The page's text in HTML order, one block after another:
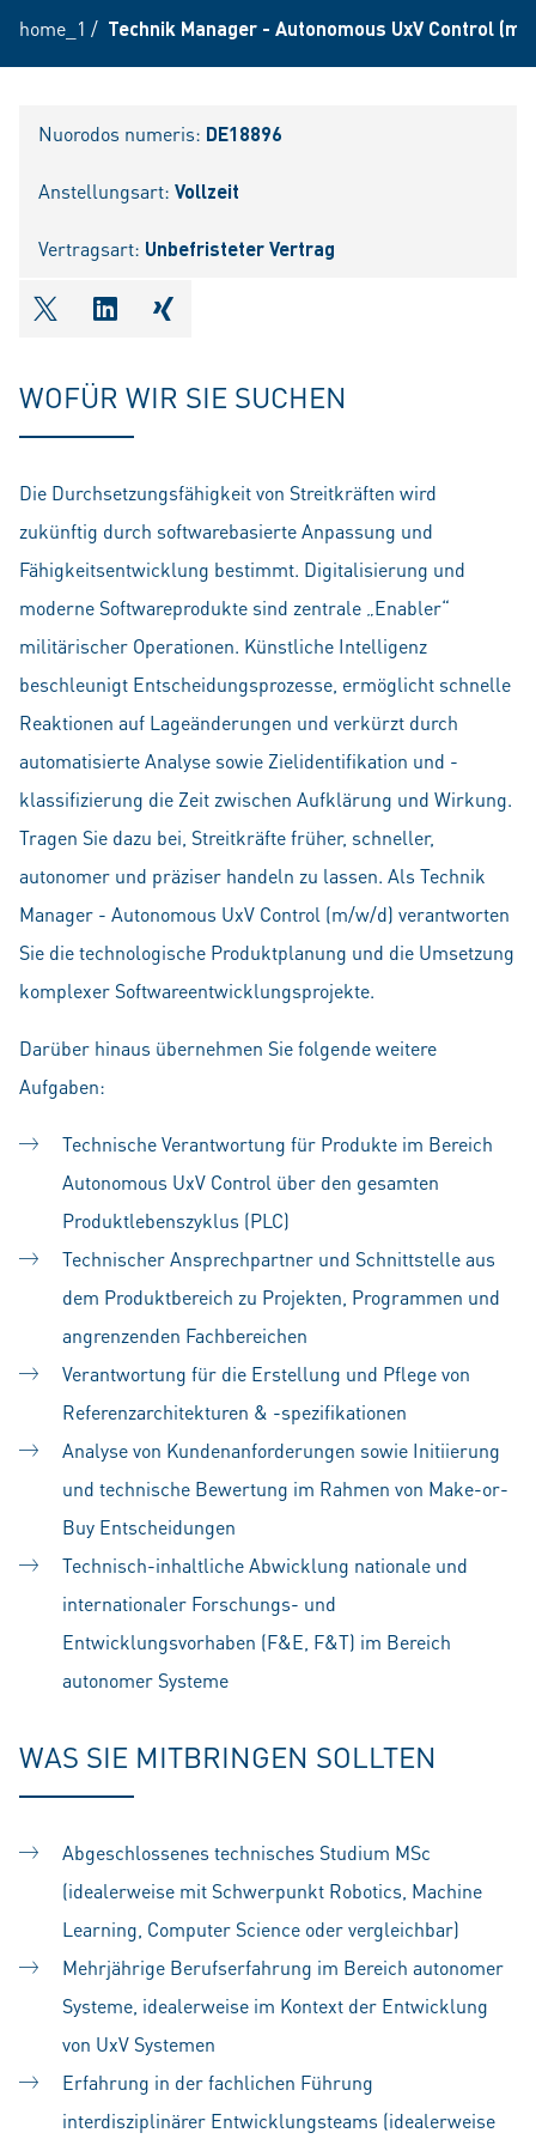
home_1 / Technik Manager - Autonomous UxV Control (m/
Nuorodos numeris: DE18896
Anstellungsart: Vollzeit
Vertragsart: Unbefristeter Vertrag
shareOntwitter
shareOnlinkedIn
shareOnxing
WOFÜR WIR SIE SUCHEN
Die Durchsetzungsfähigkeit von Streitkräften wird
zukünftig durch softwarebasierte Anpassung und
Fähigkeitsentwicklung bestimmt. Digitalisierung und
moderne Softwareprodukte sind zentrale „Enabler“
militärischer Operationen. Künstliche Intelligenz
beschleunigt Entscheidungsprozesse, ermöglicht schnelle
Reaktionen auf Lageänderungen und verkürzt durch
automatisierte Analyse sowie Zielidentifikation und -
klassifizierung die Zeit zwischen Aufklärung und Wirkung.
Tragen Sie dazu bei, Streitkräfte früher, schneller,
autonomer und präziser handeln zu lassen. Als Technik
Manager - Autonomous UxV Control (m/w/d) verantworten
Sie die technologische Produktplanung und die Umsetzung
komplexer Softwareentwicklungsprojekte.
Darüber hinaus übernehmen Sie folgende weitere
Aufgaben:
Technische Verantwortung für Produkte im Bereich
Autonomous UxV Control über den gesamten
Produktlebenszyklus (PLC)
Technischer Ansprechpartner und Schnittstelle aus
dem Produktbereich zu Projekten, Programmen und
angrenzenden Fachbereichen
Verantwortung für die Erstellung und Pflege von
Referenzarchitekturen & -spezifikationen
Analyse von Kundenanforderungen sowie Initiierung
und technische Bewertung im Rahmen von Make-or-
Buy Entscheidungen
Technisch-inhaltliche Abwicklung nationale und
internationaler Forschungs- und
Entwicklungsvorhaben (F&E, F&T) im Bereich
autonomer Systeme
WAS SIE MITBRINGEN SOLLTEN
Abgeschlossenes technisches Studium MSc
(idealerweise mit Schwerpunkt Robotics, Machine
Learning, Computer Science oder vergleichbar)
Mehrjährige Berufserfahrung im Bereich autonomer
Systeme, idealerweise im Kontext der Entwicklung
von UxV Systemen
Erfahrung in der fachlichen Führung
interdisziplinärer Entwicklungsteams (idealerweise